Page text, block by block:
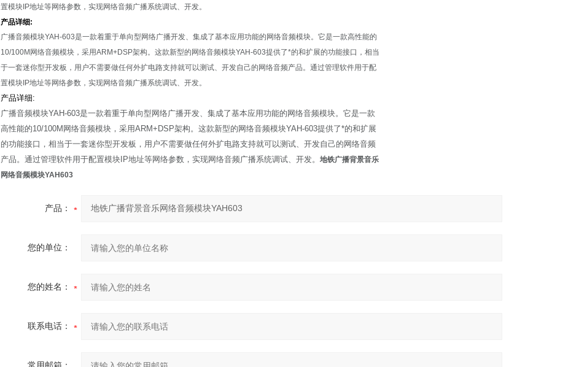
置模块IP地址等网络参数，实现网络音频广播系统调试、开发。
产品详细:
广播音频模块YAH-603是一款着重于单向型网络广播开发、集成了基本应用功能的网络音频模块。它是一款高性能的
10/100M网络音频模块，采用ARM+DSP架构。这款新型的网络音频模块YAH-603提供了*的和扩展的功能接口，相当
于一套迷你型开发板，用户不需要做任何外扩电路支持就可以测试、开发自己的网络音频产品。通过管理软件用于配
置模块IP地址等网络参数，实现网络音频广播系统调试、开发。
产品详细:
广播音频模块YAH-603是一款着重于单向型网络广播开发、集成了基本应用功能的网络音频模块。它是一款
高性能的10/100M网络音频模块，采用ARM+DSP架构。这款新型的网络音频模块YAH-603提供了*的和扩展
的功能接口，相当于一套迷你型开发板，用户不需要做任何外扩电路支持就可以测试、开发自己的网络音频
产品。通过管理软件用于配置模块IP地址等网络参数，实现网络音频广播系统调试、开发。 地铁广播背景音乐
网络音频模块YAH603
产品：
您的单位：
您的姓名：
联系电话：